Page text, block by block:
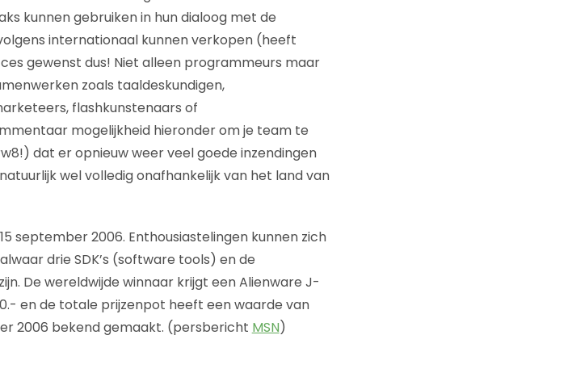
kunnen gebruiken in hun dialoog met de
internationaal kunnen verkopen (heeft
gewenst dus! Niet alleen programmeurs maar
zoals taaldeskundigen,
flashkunstenaars of
mogelijkheid hieronder om je team te
dat er opnieuw weer veel goede inzendingen
wel volledig onafhankelijk van het land van
september 2006. Enthousiastelingen kunnen zich
drie SDK’s (software tools) en de
De wereldwijde winnaar krijgt een Alienware J-
en de totale prijzenpot heeft een waarde van
2006 bekend gemaakt. (persbericht MSN)